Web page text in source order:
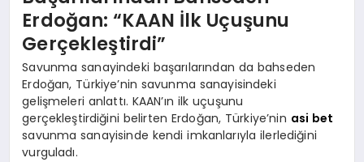
Erdoğan: “KAAN İlk Uçuşunu
Gerçekleştirdi”
Savunma sanayindeki başarılarından da bahseden
Erdoğan, Türkiye’nin savunma sanayisindeki
gelişmeleri anlattı. KAAN’ın ilk uçuşunu
gerçekleştirdiğini belirten Erdoğan, Türkiye’nin asi bet
savunma sanayisinde kendi imkanlarıyla ilerlediğini
vurguladı.